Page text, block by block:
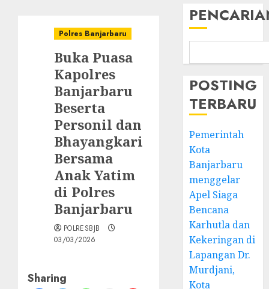
Polres Banjarbaru
Buka Puasa
Kapolres
Banjarbaru
Beserta
Personil dan
Bhayangkari
Bersama
Anak Yatim
di Polres
Banjarbaru
POLRESBJB
03/03/2026
Sharing
POSTING
TERBARU
Pemerintah
Kota
Banjarbaru
menggelar
Apel Siaga
Bencana
Karhutla dan
Kekeringan di
Lapangan Dr.
Murdjani,
Kota